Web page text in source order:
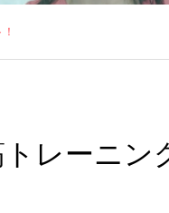
トレーニ